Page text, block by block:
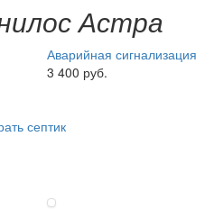
Астра
Аварийная сигнализация
3 400 руб.
септик